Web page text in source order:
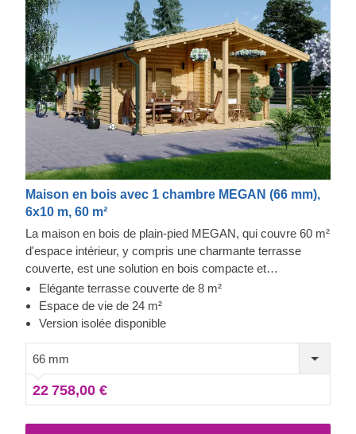
Maison en bois avec 1 chambre MEGAN (66 mm),
6x10 m, 60 m²
La maison en bois de plain-pied MEGAN, qui couvre 60 m²
d'espace intérieur, y compris une charmante terrasse
couverte, est une solution en bois compacte et
chaleureuse offrant toutes les qualités requises pour
devenir un espace de vie confortable. Si vous souhaitez
rester au chaud et à l'aise dans cette beauté en bois toute
conifère a des propriétés isolantes naturelles, améliorez-le
simplement avec un pack d'isolation thermique
supplémentaire, et ne regardez jamais en arrière ! Pour
votre plus grand confort, une version isolée de ce modèle
est également disponible.
Elégante terrasse couverte de 8 m²
Espace de vie de 24 m²
Version isolée disponible
66 mm
22 758,00 €